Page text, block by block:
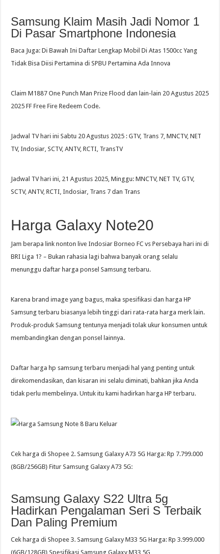
Samsung Klaim Masih Jadi Nomor 1
Di Pasar Smartphone Indonesia
Baca Juga: Di Bawah Ini Daftar Lengkap Mobil Di Atas 1500cc Yang
Tidak Bisa Diisi Pertamina di SPBU Pertamina Ada Innova
Claim M1887 One Punch Man Prize Flood dan lain-lain 20 Agustus 2025
2025 FF Free Fire Redeem Code.
Jadwal TV hari ini Sabtu 20 Agustus 2025 : GTV, Trans 7, MNCTV, NET
TV, Indosiar, SCTV, ANTV, RCTI, TransTV
Jadwal TV hari ini, 21 Agustus 2025, Minggu: MNCTV, NET TV, GTV,
SCTV, ANTV, RCTI, Indosiar, Trans 7 dan Trans
Harga Galaxy Note20
Jam berapa link nonton live Indosiar Borneo FC vs Persebaya hari ini di
BRI Liga 1? – Bukan rahasia lagi bahwa banyak orang selalu
menunggu daftar harga ponsel Samsung terbaru.
Karena brand image yang bagus, maka spesifikasi dan harga HP
Samsung terbaru biasanya lebih tinggi dari rata-rata harga merk lain.
Produk-produk Samsung tentunya menjadi tolak ukur konsumen untuk
membandingkan dengan ponsel lainnya.
Daftar harga hp samsung terbaru menjadi hal yang penting untuk
direkomendasikan, dan kisaran ini selalu diminati, bahkan jika Anda
tidak perlu membelinya. Untuk itu kami hadirkan harga HP terbaru.
Cek harga di Shopee 2. Samsung Galaxy A73 5G Harga: Rp 7.799.000
(8GB/256GB) Fitur Samsung Galaxy A73 5G:
Samsung Galaxy S22 Ultra 5g
Hadirkan Pengalaman Seri S Terbaik
Dan Paling Premium
Cek harga di Shopee 3. Samsung Galaxy M33 5G Harga: Rp 3.999.000
(6GB/128GB) Spesifikasi Samsung Galaxy M33 5G